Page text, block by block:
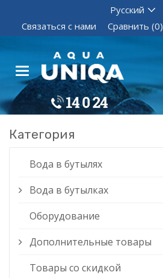
Связаться с нами Сравнить (0)
Категория
Вода в бутылях
Вода в бутылках
Оборудование
Дополнительные товары
Товары со скидкой